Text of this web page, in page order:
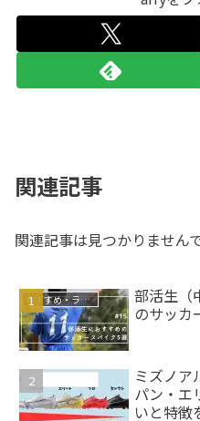
関連記事
関連記事は見つかりません
おすすめ・ランキング
部活生（
のサッカ
ミズノア
パン・エ
いと特徴